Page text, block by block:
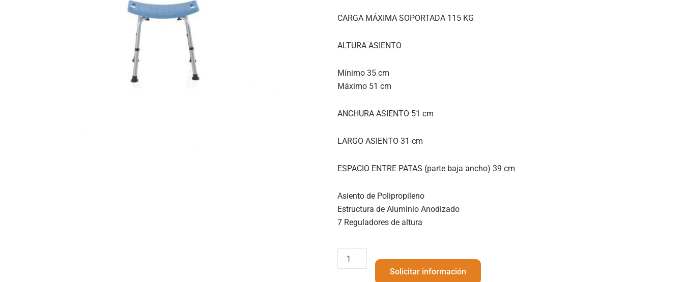
CARGA MÁXIMA SOPORTADA 115 KG
ALTURA ASIENTO
Mínimo 35 cm
Máximo 51 cm
ANCHURA ASIENTO 51 cm
LARGO ASIENTO 31 cm
ESPACIO ENTRE PATAS (parte baja ancho) 39 cm
Asiento de Polipropileno
Estructura de Aluminio Anodizado
7 Reguladores de altura
BAÑO
Solicitar información